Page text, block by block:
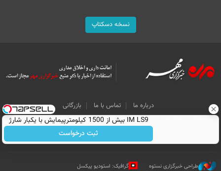
نسخه دسکتاپ
درباره ما تماس با ما
بازرگانی
All Content by Mehr News Agency is licensed under a Creative Commons
Attribution 4.0 International License.
طراحی خبرگزاری نستوه گرافیک: استودیو پیکسل
IM LS9 بیش از 1500 کیلومترپیمایش با یکبار شارژ
ثبت درخواست